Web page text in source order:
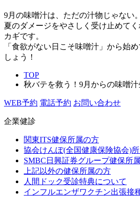
9月の味噌汁は、ただの汁物じゃない。
夏のダメージをやさしく受け止めて
カギです。
「食欲がない日こそ味噌汁」から始
しょう！
TOP
秋バテを救う！9月からの味噌
WEB予約 電話予約 お問い合わせ
企業健診
関東ITS健保所属の方
協会けんぽ(全国健康保険協会)
SMBC日興証券グループ健保所
上記以外の健保所属の方
人間ドック受診特典について
インフルエンザワクチン出張接